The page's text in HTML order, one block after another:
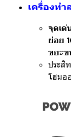
เครื่องทำ
จุดเด่
ย่อย
ขยะข
ประสิ
โฮมอ